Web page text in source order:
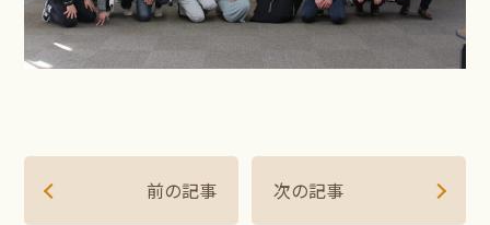
前の記事 次の記事